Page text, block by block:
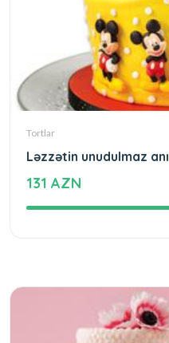
Tortlar
Ləzzətin unudulmaz anı
131 AZN